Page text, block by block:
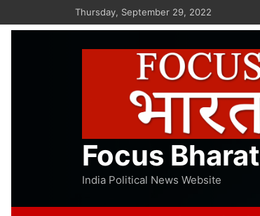
to
Thursday, September 29, 2022
Focus Bharat
India Political News Website